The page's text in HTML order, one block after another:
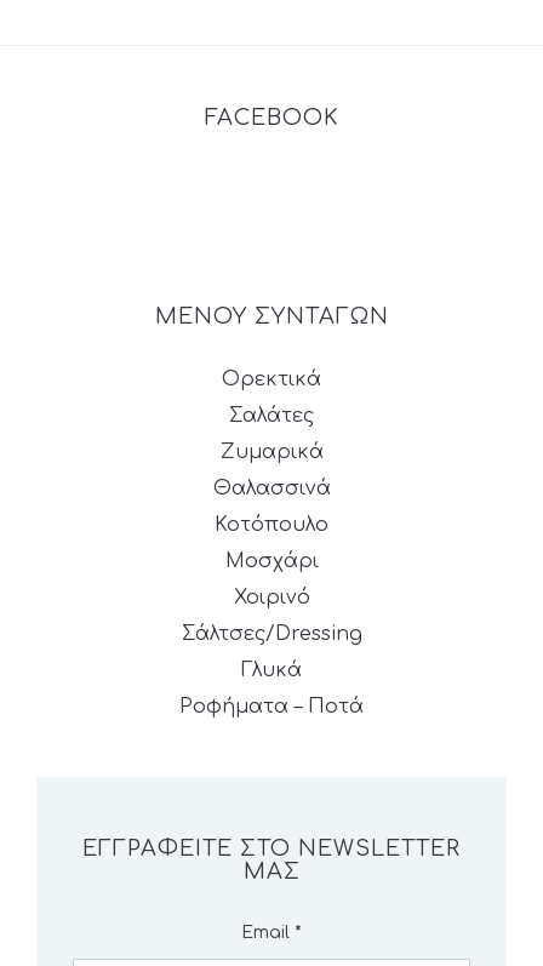
FACEBOOK
ΜΕΝΟΥ ΣΥΝΤΑΓΩΝ
Ορεκτικά
Σαλάτες
Ζυμαρικά
Θαλασσινά
Κοτόπουλο
Μοσχάρι
Χοιρινό
Σάλτσες/Dressing
Γλυκά
Ροφήματα – Ποτά
ΕΓΓΡΑΦΕΊΤΕ ΣΤΟ NEWSLETTER
ΜΑΣ
Email *